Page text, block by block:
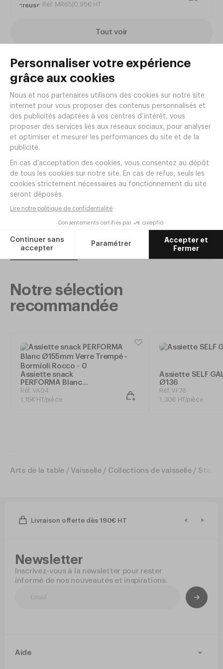
Poids : 365 gRéf. MR65 0 95€ HT
Tout voir
Articles complémentaires
Verre trempé Blanc
Réf. MR65 0,95€ HT/pièce
5 70€ HT
Notre sélection
recommandée
Assiette snack
PERFORMA Blanc
Ø155mm Verre Trempé -
Bormioli Rocco
Réf. VA04
1 15€ HT/pièce
Assiette SELF
Ø136
Réf. VF76
1 30€ HT/pièce
Arts de la table / Vaisselle / Collections de vaisselle / Stairo
Livraison offerte dès 190€ HT
Newsletter
Inscrivez-vous à la newsletter pour rester
informé de nos nouveautés et inspirations.
Aide